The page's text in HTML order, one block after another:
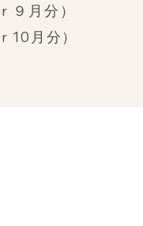
９月分）
10月分）